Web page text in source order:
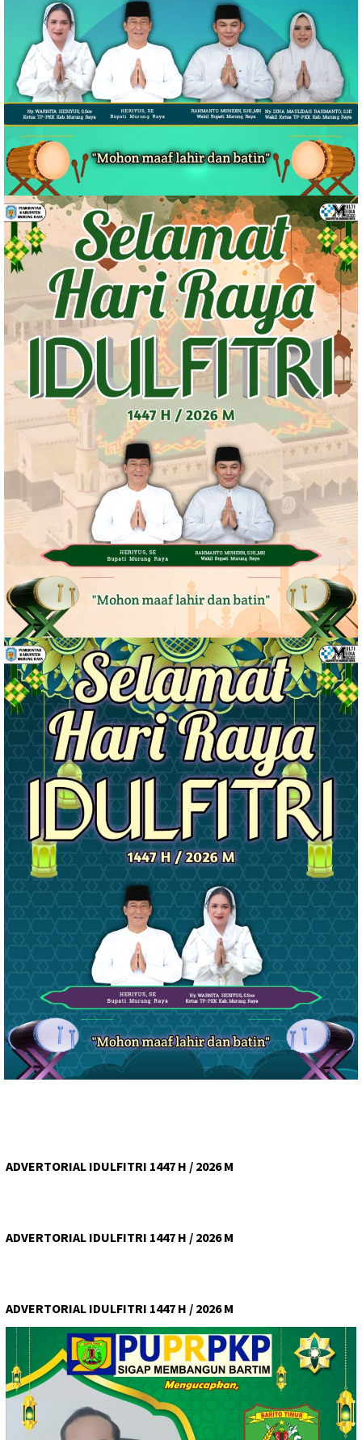
ADVERTORIAL IDULFITRI 1447 H / 2026 M
ADVERTORIAL IDULFITRI 1447 H / 2026 M
ADVERTORIAL IDULFITRI 1447 H / 2026 M